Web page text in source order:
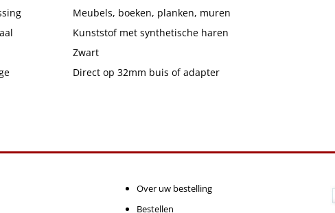
Meubels, boeken, planken, muren
Kunststof met synthetische haren
Zwart
Direct op 32mm buis of adapter
Over uw bestelling
Bestellen